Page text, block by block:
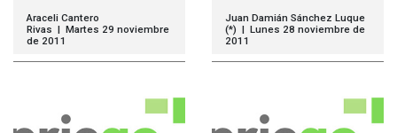
Araceli Cantero
Rivas | Martes 29 noviembre
de 2011
Juan Damián Sánchez Luque
(*) | Lunes 28 noviembre de
2011